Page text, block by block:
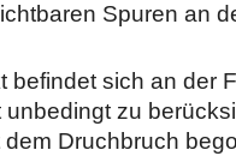
Spuren an
befindet sich an der
zu
Druchbruch